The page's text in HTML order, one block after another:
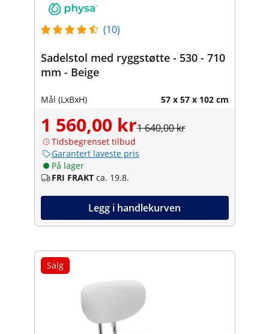
(10)
Sadelstol med ryggstøtte - 530 - 710
mm - Beige
Mål (LxBxH) 57 x 57 x 102 cm
1 560,00 kr1 640,00 kr
Tidsbegrenset tilbud
Garantert laveste pris
På lager
FRI FRAKT ca. 19.8.
Legg i handlekurven
Salg